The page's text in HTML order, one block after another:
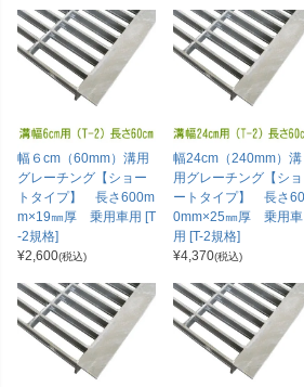
幅６cm（60mm）溝用
グレーチング【ショー
トタイプ】 長さ600m
m×19㎜厚 乗用車用 [T
-2規格]
¥2,600(税込)
幅24cm（240mm）溝
用グレーチング【ショ
ートタイプ】 長さ60
0mm×25㎜厚 乗用車
用 [T-2規格]
¥4,370(税込)